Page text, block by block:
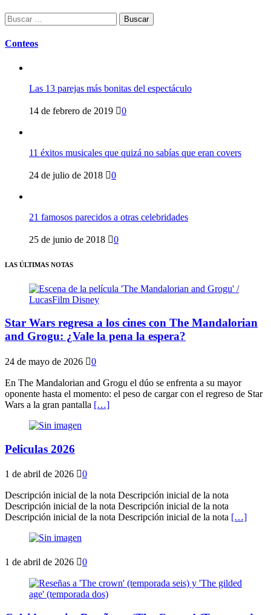
Buscar:
Conteos
Las 13 parejas más bonitas del espectáculo
14 de febrero de 2019 0
11 éxitos musicales que quizá no sabías que eran covers
24 de julio de 2018 0
21 famosos parecidos a otras celebridades
25 de junio de 2018 0
LAS ÚLTIMAS NOTAS
Star Wars regresa a los cines con The Mandalorian
and Grogu: ¿Vale la pena la espera?
24 de mayo de 2026 0
En The Mandalorian and Grogu el dúo se enfrenta a su mayor
oponente hasta el momento: el peso de cargar con el regreso de Star
Wars a la gran pantalla […]
Peliculas 2026
1 de abril de 2026 0
Descripción inicial de la nota Descripción inicial de la nota
Descripción inicial de la nota Descripción inicial de la nota
Descripción inicial de la nota Descripción inicial de la nota […]
1 de abril de 2026 0